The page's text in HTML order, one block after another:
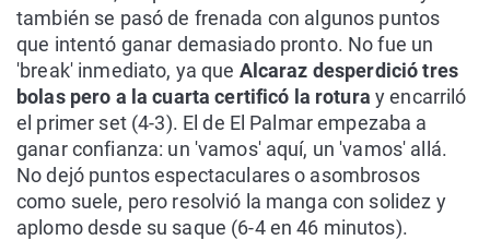
también se pasó de frenada con algunos puntos
que intentó ganar demasiado pronto. No fue un
'break' inmediato, ya que Alcaraz desperdició tres
bolas pero a la cuarta certificó la roturay encarriló
el primer set (4-3). El de El Palmar empezaba a
ganar confianza: un 'vamos' aquí, un 'vamos' allá.
No dejó puntos espectaculares o asombrosos
como suele, pero resolvió la manga con solidez y
aplomo desde su saque (6-4 en 46 minutos).